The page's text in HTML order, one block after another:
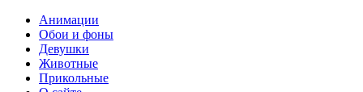
Анимации
Обои и фоны
Девушки
Животные
Прикольные